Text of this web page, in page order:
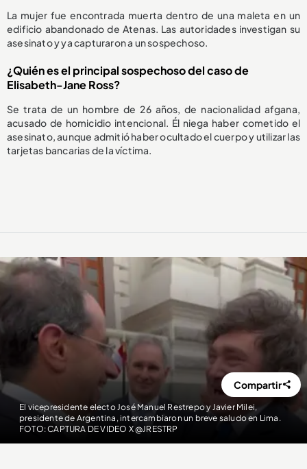
La mujer fue encontrada muerta dentro de una maleta en un
edificio abandonado de Atenas. Las autoridades investigan su
asesinato y ya capturaron a un sospechoso.
¿Quién es el principal sospechoso del caso de
Elisabeth-Jane Ross?
Se trata de un hombre de 26 años, de nacionalidad afgana,
acusado de homicidio intencional. Él niega haber cometido el
asesinato, aunque admitió haber ocultado el cuerpo y utilizar las
tarjetas bancarias de la víctima.
El vicepresidente electo José Manuel Restrepo y Javier Milei,
presidente de Argentina, intercambiaron un breve saludo en Lima.
FOTO: CAPTURA DE VIDEO X @JRESTRP
Compartir